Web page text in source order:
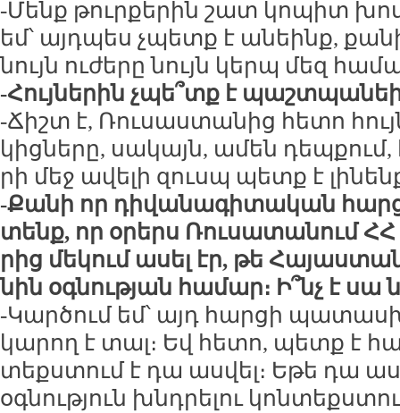
-Մենք թուր­քե­րին շատ կո­պիտ
եմ՝ այդ­պես չպետք է ա­նեինք,
նույն ու­ժե­րը նույն կերպ մեզ
-Հույ­նե­րին չպե՞տք է
-Ճիշտ է, Ռու­սաս­տա­նից հե­տո
կից­նե­րը, սա­կայն, ա­մեն
րի մեջ ա­վե­լի զուսպ պետք է
-Քա­նի որ դի­վա­նա­գի­տա­կան
տենք, որ օ­րերս Ռու­սա­տա­նում ՀՀ
րից մե­կում ա­սել էր, թե
նին օգ­նու­թյան հա­մար։ Ի՞նչ է սա
-Կար­ծում եմ՝ այդ հար­ցի
կա­րող է տալ։ Եվ հե­տո, պետք է
տեքս­տում է դա աս­վել։ Ե­թե դա
օգ­նու­թյուն խնդ­րե­լու